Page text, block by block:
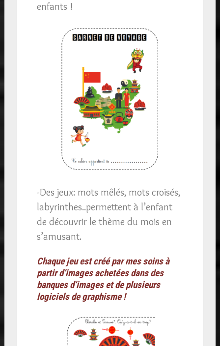
enfants !
-Des jeux: mots mêlés, mots croisés,
labyrinthes..permettent à l’enfant
de découvrir le thème du mois en
s’amusant.
Chaque jeu est créé par mes soins à
partir d’images achetées dans des
banques d’images et de plusieurs
logiciels de graphisme !